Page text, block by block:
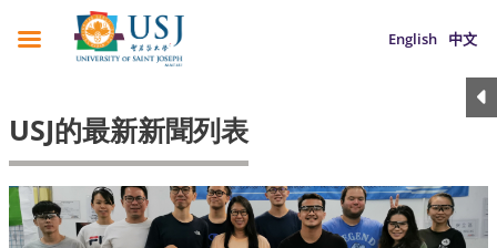
English 中文
USJ的最新新聞列表